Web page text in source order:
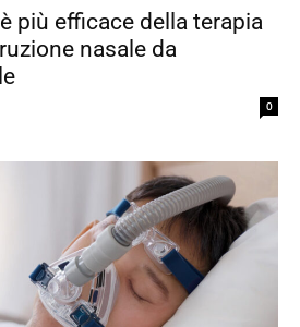
più efficace della terapia
nasale da
0